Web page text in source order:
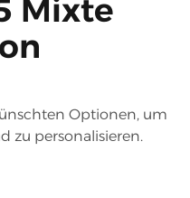
Mixte
Optionen, um
zu personalisieren.